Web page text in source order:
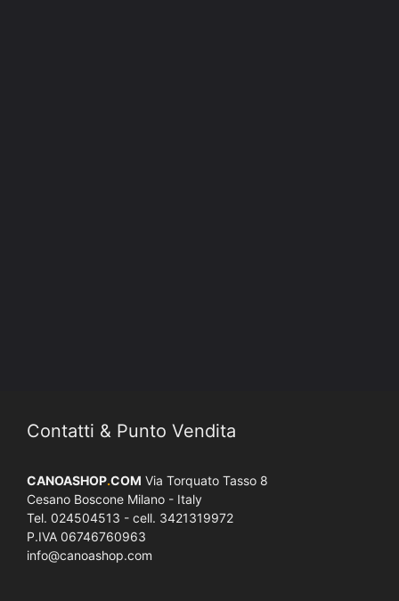
Contatti & Punto Vendita
CANOASHOP.COM Via Torquato Tasso 8
Cesano Boscone Milano - Italy
Tel. 024504513 - cell. 3421319972
P.IVA 06746760963
info@canoashop.com